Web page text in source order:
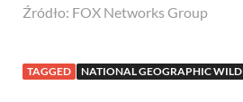
Źródło: FOX Networks Group
TAGGED NATIONAL GEOGRAPHIC WILD